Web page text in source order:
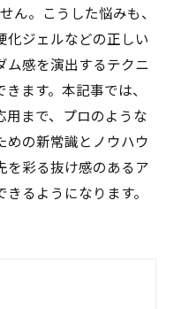
ん。こうした悩みも、
化ジェルなどの正しい
ム感を演出するテクニ
ます。本記事では、
用まで、プロのような
めの新常識とノウハウ
を彩る抜け感のあるア
るようになります。